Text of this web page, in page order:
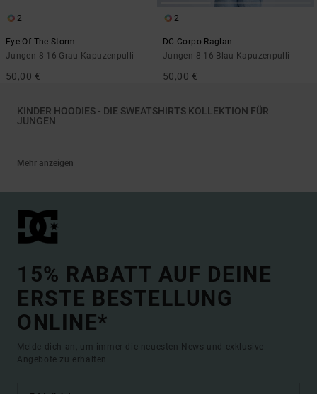
2
Eye Of The Storm
Jungen 8-16 Grau Kapuzenpulli
50,00 €
2
DC Corpo Raglan
Jungen 8-16 Blau Kapuzenpulli
50,00 €
KINDER HOODIES - DIE SWEATSHIRTS KOLLEKTION FÜR
JUNGEN
Mehr anzeigen
15% RABATT AUF DEINE
ERSTE BESTELLUNG
ONLINE*
Melde dich an, um immer die neuesten News und exklusive
Angebote zu erhalten.